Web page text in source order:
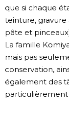
que si chaque
teinture,
pâte et
La famille
mais pas
conservation,
également des